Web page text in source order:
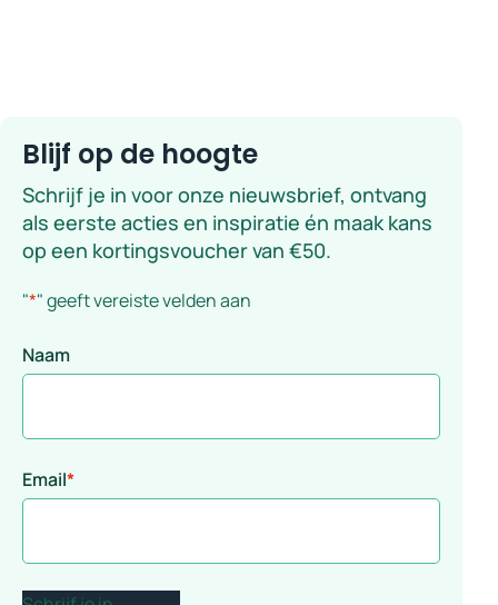
Blijf op de hoogte
Schrijf je in voor onze nieuwsbrief, ontvang
als eerste acties en inspiratie én maak kans
op een kortingsvoucher van €50.
"*" geeft vereiste velden aan
Naam
Email*